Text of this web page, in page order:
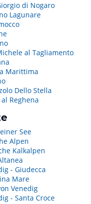
di Nogaro
Lagunare
al Tagliamento
Marittima
Dello Stella
Reghena
See
Alpen
Kalkalpen
- Giudecca
Mare
Venedig
- Santa Croce